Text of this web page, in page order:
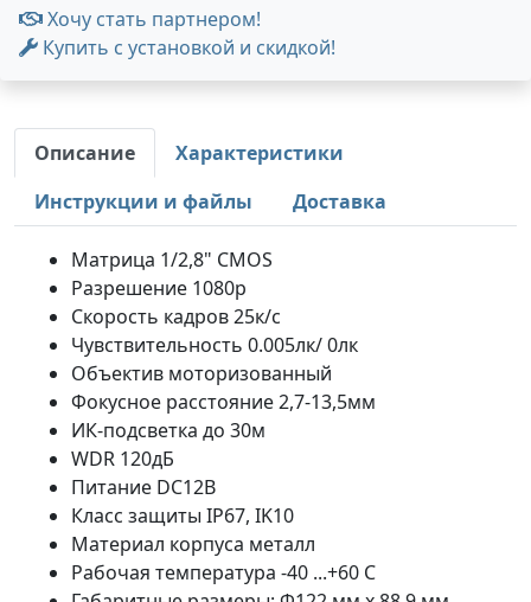
Хочу стать партнером!
Купить с установкой и скидкой!
Описание
Характеристики
Инструкции и файлы
Доставка
Матрица 1/2,8" CMOS
Разрешение 1080p
Скорость кадров 25к/с
Чувствительность 0.005лк/ 0лк
Объектив моторизованный
Фокусное расстояние 2,7-13,5мм
ИК-подсветка до 30м
WDR 120дБ
Питание DC12В
Класс защиты IP67, IK10
Материал корпуса металл
Рабочая температура -40 ...+60 С